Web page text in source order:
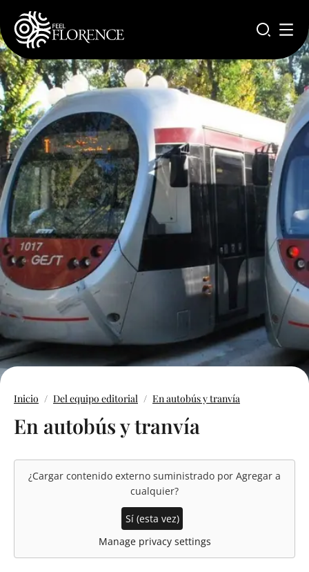
Pasar al contenido principal
Inicio Del equipo editorial En autobús y tranvía
En autobús y tranvía
¿Cargar contenido externo suministrado por Agregar a
cualquier?
Sí (esta vez)
Manage privacy settings